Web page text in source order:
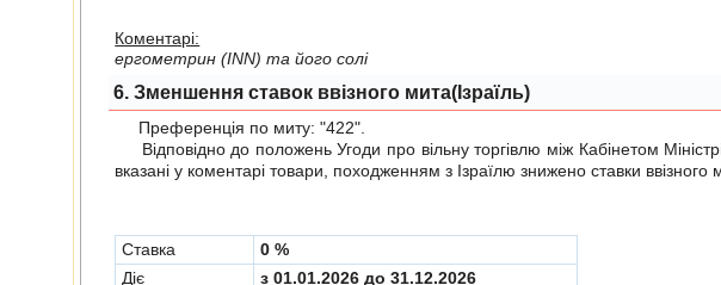
Коментарі:
ергометрин (ІNN) та його солі
6. Зменшення ставок ввізного мита(Ізраїль)
Преференція по миту:"422"
Відповідно до положеньУгоди про вiльну торгiвлю мiж Кабінетом
вказані у коментарі товари, походженням з Ізраїлю знижено ставки ввізного
Cтавка
0 %
Діє
з 01.01.2026 до 31.12.2026